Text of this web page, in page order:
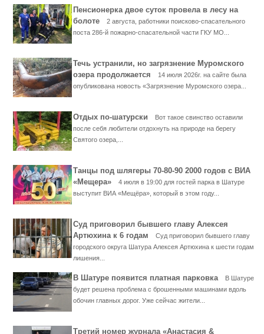
Пенсионерка двое суток провела в лесу на
болоте
2 августа, работники поисково-спасательного
поста 286-й пожарно-спасательной части ГКУ МО...
Течь устранили, но загрязнение Муромского
озера продолжается
14 июля 2026г. на сайте была
опубликована новость «Загрязнение Муромского озера...
Отдых по-шатурски
Вот такое свинство оставили
после себя любители отдохнуть на природе на берегу
Святого озера,...
Танцы под шлягеры 70-80-90 2000 годов с ВИА
«Мещера»
4 июля в 19:00 для гостей парка в Шатуре
выступит ВИА «Мещёра», который в этом году...
Суд приговорил бывшего главу Алексея
Артюхина к 6 годам
Суд приговорил бывшего главу
городского округа Шатура Алексея Артюхина к шести годам
лишения...
В Шатуре появится платная парковка
В Шатуре
будет решена проблема с брошенными машинами вдоль
обочин главных дорог. Уже сейчас жители...
Третий номер журнала «Анастасия &